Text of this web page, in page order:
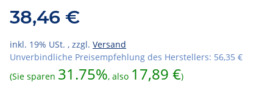
38,46 €
inkl. 19% USt. , zzgl. Versand
Unverbindliche Preisempfehlung des Herstellers: 56,35 €
(Sie sparen 31.75%, also 17,89 €)